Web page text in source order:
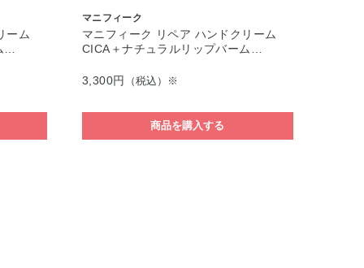
ーム
…
マニフィーク
マニフィーク リペア ハンドクリーム
CICA＋ナチュラルリップバーム…
3,300円 （税込）※
商品を購入する